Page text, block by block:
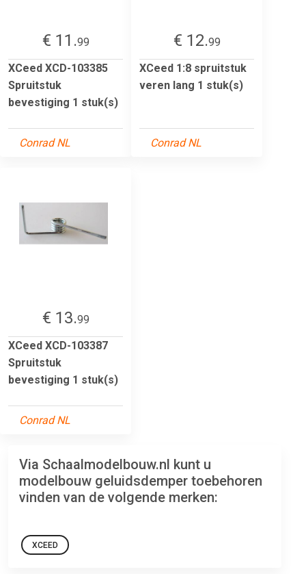
€ 11.99
XCeed XCD-103385
Spruitstuk
bevestiging 1 stuk(s)
Conrad NL
€ 12.99
XCeed 1:8 spruitstuk
veren lang 1 stuk(s)
Conrad NL
€ 13.99
XCeed XCD-103387
Spruitstuk
bevestiging 1 stuk(s)
Conrad NL
Via Schaalmodelbouw.nl kunt u
modelbouw geluidsdemper toebehoren
vinden van de volgende merken:
XCEED